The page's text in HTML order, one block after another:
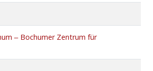
‒ Bochumer Zentrum für